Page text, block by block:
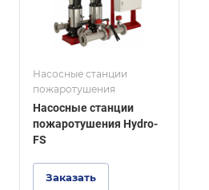
Насосные станции
пожаротушения
Насосные станции
пожаротушения Hydro-
FS
Заказать